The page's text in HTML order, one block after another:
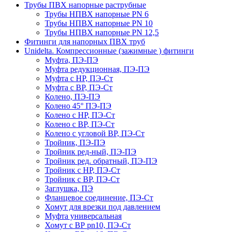
Трубы ПВХ напорные раструбные
Трубы НПВХ напорные PN 6
Трубы НПВХ напорные PN 10
Трубы НПВХ напорные PN 12,5
Фитинги для напорных ПВХ труб
Unidelta. Компрессионные (зажимные ) фитинги
Муфта, ПЭ-ПЭ
Муфта редукционная, ПЭ-ПЭ
Муфта с НР, ПЭ-Ст
Муфта с ВР, ПЭ-Ст
Колено, ПЭ-ПЭ
Колено 45° ПЭ-ПЭ
Колено с НР, ПЭ-Ст
Колено с ВР, ПЭ-Ст
Колено с угловой ВР, ПЭ-Ст
Тройник, ПЭ-ПЭ
Тройник ред-ный, ПЭ-ПЭ
Тройник ред. обратный, ПЭ-ПЭ
Тройник с НР, ПЭ-Ст
Тройник с ВР, ПЭ-Ст
Заглушка, ПЭ
Фланцевое соединение, ПЭ-Ст
Хомут для врезки под давлением
Муфта универсальная
Хомут с ВР pn10, ПЭ-Ст